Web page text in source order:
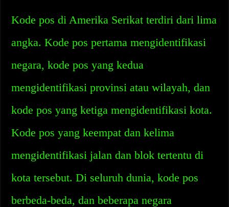
Kode pos di Amerika Serikat terdiri dari lima
angka. Kode pos pertama mengidentifikasi
negara, kode pos yang kedua
mengidentifikasi provinsi atau wilayah, dan
kode pos yang ketiga mengidentifikasi kota.
Kode pos yang keempat dan kelima
mengidentifikasi jalan dan blok tertentu di
kota tersebut. Di seluruh dunia, kode pos
berbeda-beda, dan beberapa negara